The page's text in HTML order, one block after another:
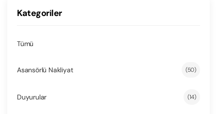
Kategoriler
Tümü
Asansörlü Nakliyat (50)
Duyurular (14)